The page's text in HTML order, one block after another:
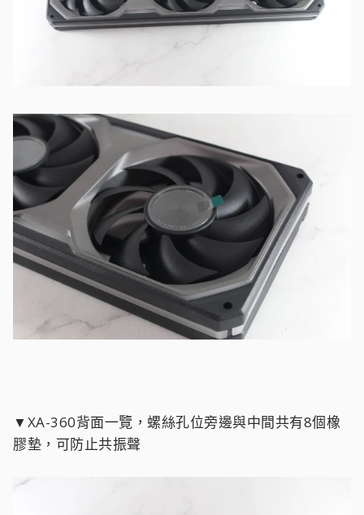
▼XA-360背面一覽，螺絲孔位旁邊與中間共有8個橡
膠墊，可防止共振聲